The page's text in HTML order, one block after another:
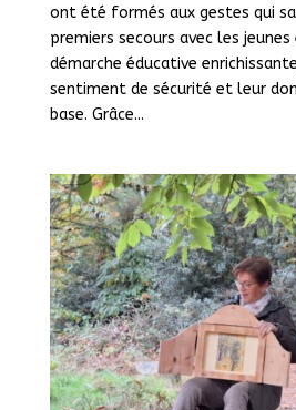
ont été formés aux gestes qui
premiers secours avec les
démarche éducative
sentiment de sécurité et leur
base. Grâce...